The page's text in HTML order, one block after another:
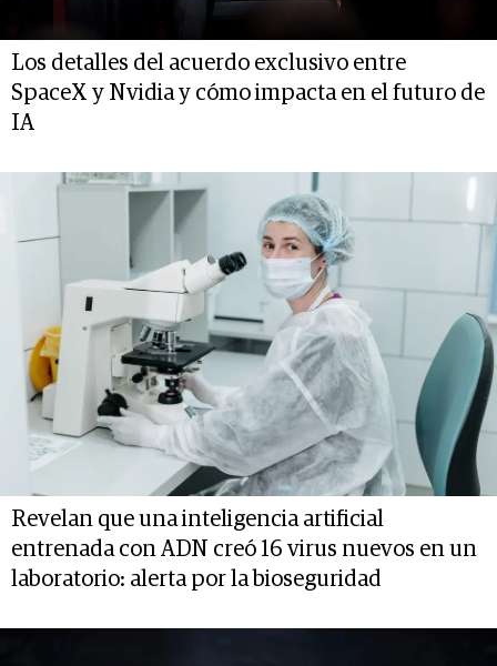
Los detalles del acuerdo exclusivo entre
SpaceX y Nvidia y cómo impacta en el futuro de
IA
Revelan que una inteligencia artificial
entrenada con ADN creó 16 virus nuevos en un
laboratorio: alerta por la bioseguridad